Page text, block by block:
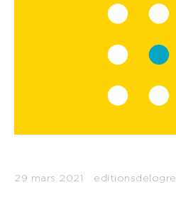
29 mars 2021 editionsdelogre